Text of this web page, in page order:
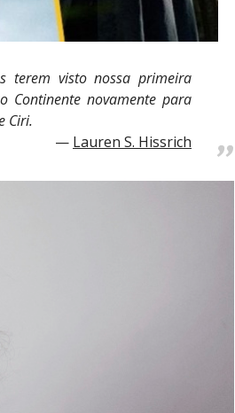
terem visto nossa primeira
Continente novamente para
Ciri.
Lauren S. Hissrich